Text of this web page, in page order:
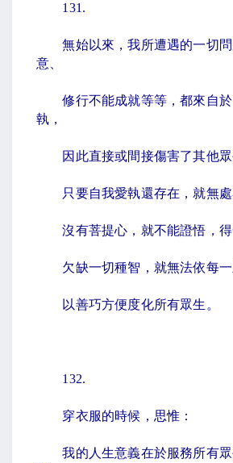
131.
無始以來，我所遭遇的一切問
意、
修行不能成就等等，都來自於
執，
因此直接或間接傷害了其他眾
只要自我愛執還存在，就無處
沒有菩提心，就不能證悟，得
欠缺一切種智，就無法依每一
以善巧方便度化所有眾生。
132.
穿衣服的時候，思惟：
我的人生意義在於服務所有眾